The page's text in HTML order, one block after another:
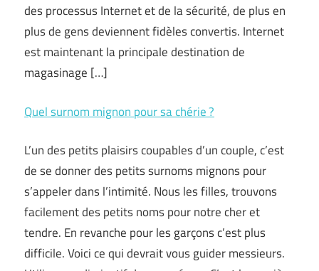
des processus Internet et de la sécurité, de plus en
plus de gens deviennent fidèles convertis. Internet
est maintenant la principale destination de
magasinage […]
Quel surnom mignon pour sa chérie ?
L’un des petits plaisirs coupables d’un couple, c’est
de se donner des petits surnoms mignons pour
s’appeler dans l’intimité. Nous les filles, trouvons
facilement des petits noms pour notre cher et
tendre. En revanche pour les garçons c’est plus
difficile. Voici ce qui devrait vous guider messieurs.